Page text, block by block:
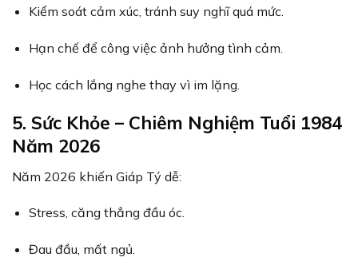
Kiểm soát cảm xúc, tránh suy nghĩ quá mức.
Hạn chế để công việc ảnh hưởng tình cảm.
Học cách lắng nghe thay vì im lặng.
5. Sức Khỏe – Chiêm Nghiệm Tuổi 1984
Năm 2026
Năm 2026 khiến Giáp Tý dễ:
Stress, căng thẳng đầu óc.
Đau đầu, mất ngủ.